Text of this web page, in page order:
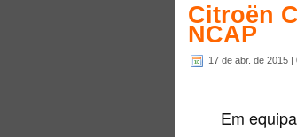
Citroën
NCAP
17 de abr. de 2015 |
Em